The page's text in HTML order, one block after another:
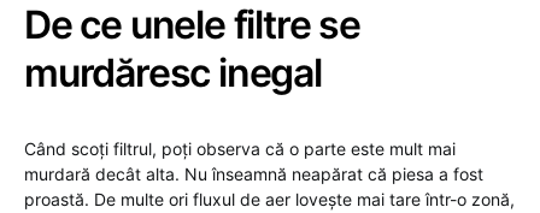
De ce unele filtre se
murdăresc inegal
Când scoți filtrul, poți observa că o parte este mult mai
murdară decât alta. Nu înseamnă neapărat că piesa a fost
proastă. De multe ori fluxul de aer lovește mai tare într-o zonă,